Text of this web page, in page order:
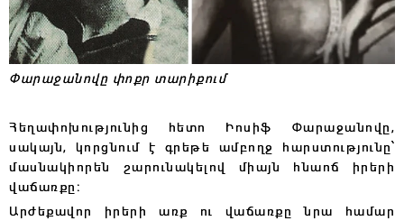
Փարաջանովը փոքր տարիքում
Հեղափոխությունից հետո Իոսիֆ Փարաջանովը,
սակայն, կորցնում է գրեթե ամբողջ հարստությունը՝
մասնակիորեն շարունակելով միայն հնաոճ իրերի
վաճառքը։
Արժեքավոր իրերի առք ու վաճառքը նրա համար